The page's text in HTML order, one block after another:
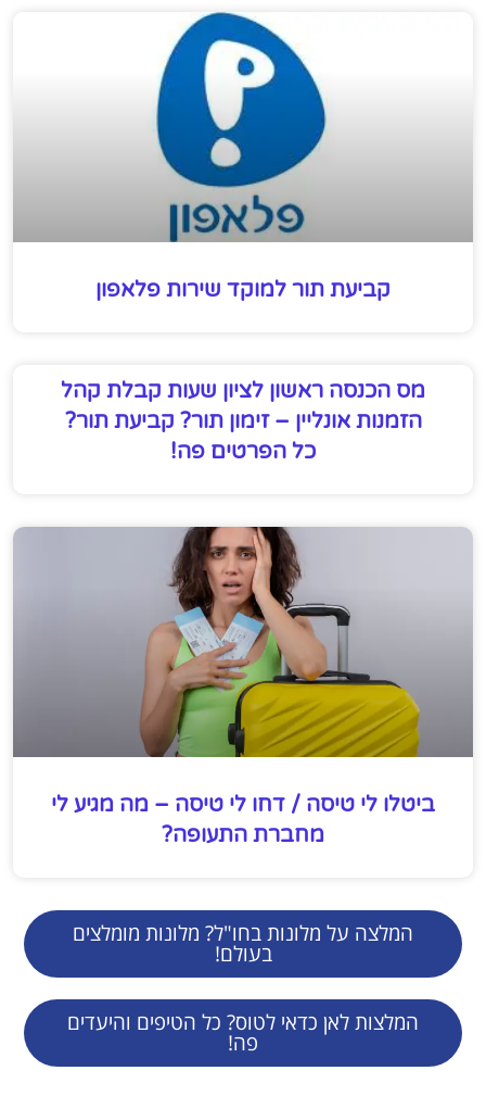
קביעת תור למוקד שירות פלאפון
מס הכנסה ראשון לציון שעות קבלת קהל
הזמנות אונליין – זימון תור? קביעת תור?
כל הפרטים פה!
ביטלו לי טיסה / דחו לי טיסה – מה מגיע לי
מחברת התעופה?
המלצה על מלונות בחו"ל? מלונות מומלצים
בעולם!
המלצות לאן כדאי לטוס? כל הטיפים והיעדים
פה!